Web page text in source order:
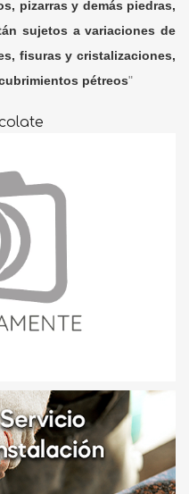
pizarras y demás piedras,
sujetos a variaciones de
fisuras y cristalizaciones,
pétreos"